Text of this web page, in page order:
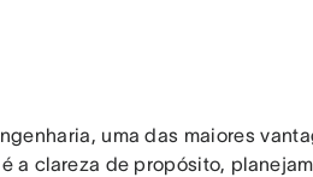
uma das maiores
a clareza de propósito,